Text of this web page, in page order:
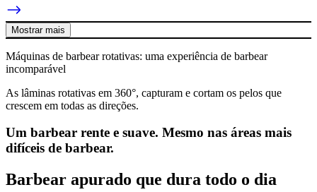
Mostrar mais
Máquinas de barbear rotativas: uma experiência de barbear
incomparável
As lâminas rotativas em 360°, capturam e cortam os pelos que
crescem em todas as direções.
Um barbear rente e suave. Mesmo nas áreas mais
difíceis de barbear.
Barbear apurado que dura todo o dia